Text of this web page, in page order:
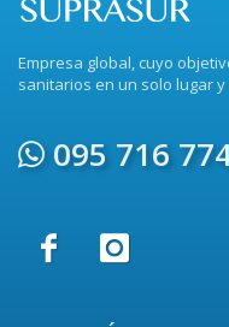
Empresa global, cuyo
sanitarios en un solo lugar
095 716